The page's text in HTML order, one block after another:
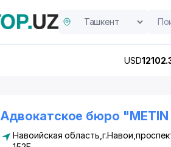
USD
Адвокатское бюро "METIN
Навоийская